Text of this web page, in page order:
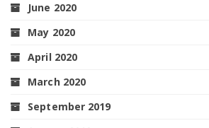
June 2020
May 2020
April 2020
March 2020
September 2019